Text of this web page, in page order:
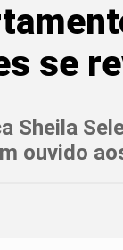
se
Sheila
ouvido